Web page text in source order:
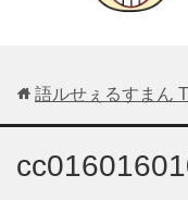
語ルせぇるすまん